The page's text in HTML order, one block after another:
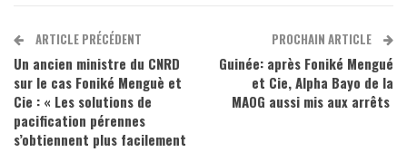
ARTICLE PRÉCÉDENT
Un ancien ministre du CNRD
sur le cas Foniké Menguè et
Cie : « Les solutions de
pacification pérennes
s’obtiennent plus facilement
PROCHAIN ARTICLE
Guinée: après Foniké Mengué
et Cie, Alpha Bayo de la
MAOG aussi mis aux arrêts